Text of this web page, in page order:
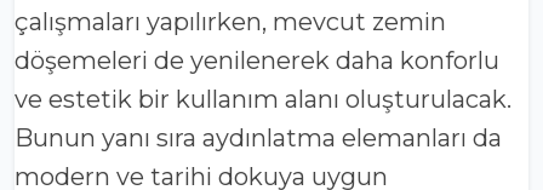
çalışmaları yapılırken, mevcut zemin
döşemeleri de yenilenerek daha konforlu
ve estetik bir kullanım alanı oluşturulacak.
Bunun yanı sıra aydınlatma elemanları da
modern ve tarihi dokuya uygun